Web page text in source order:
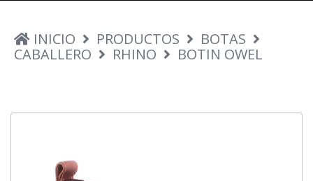
INICIO PRODUCTOS
BOTAS
CABALLERO
RHINO BOTIN OWEL